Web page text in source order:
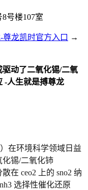
号楼107室
尊龙凯时官方入口 →
动了二氧化锡/二氧
-人生就是搏尊龙
在环境科学领域日益
化锡/二氧化铈
在 ceo2 上的 sno2 纳
选择性催化还原